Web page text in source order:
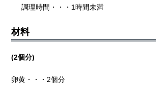
調理時間・・・1時間未満
材料
(2個分)
卵黄・・・2個分